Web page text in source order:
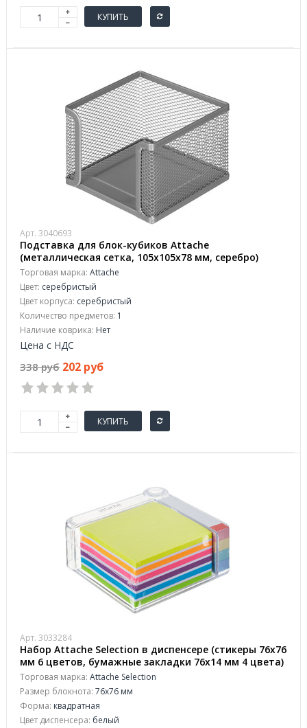
КУПИТЬ
Арт. 3040693
Подставка для блок-кубиков Attache
(металлическая сетка, 105x105x78 мм, серебро)
Торговая марка: Attache
Цвет: серебристый
Цвет корпуса: серебристый
Количество предметов: 1
Наличие коврика: Нет
Цена с НДС
338 руб 202 руб
КУПИТЬ
Арт. 3033284
Набор Attache Selection в диспенсере (стикеры 76x76
мм 6 цветов, бумажные закладки 76x14 мм 4 цвета)
Торговая марка: Attache Selection
Размер блокнота: 76х76 мм
Форма: квадратная
Цвет диспенсера: белый